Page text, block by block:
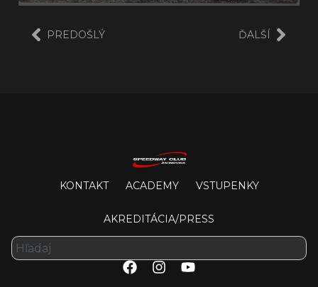
PREDOŠLÝ ĎALŠÍ
KONTAKT ACADEMY VSTUPENKY
AKREDITÁCIA/PRESS